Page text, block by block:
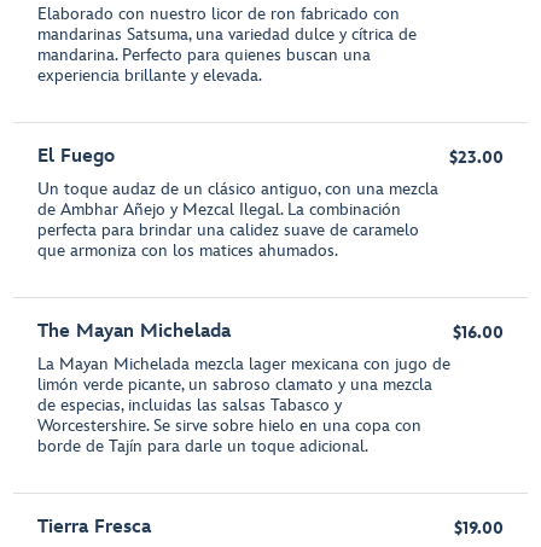
Elaborado con nuestro licor de ron fabricado con
mandarinas Satsuma, una variedad dulce y cítrica de
mandarina. Perfecto para quienes buscan una
experiencia brillante y elevada.
El Fuego
Un toque audaz de un clásico antiguo, con una mezcla
de Ambhar Añejo y Mezcal Ilegal. La combinación
perfecta para brindar una calidez suave de caramelo
que armoniza con los matices ahumados.
$23.00
The Mayan Michelada
La Mayan Michelada mezcla lager mexicana con jugo de
limón verde picante, un sabroso clamato y una mezcla
de especias, incluidas las salsas Tabasco y
Worcestershire. Se sirve sobre hielo en una copa con
borde de Tajín para darle un toque adicional.
$16.00
Tierra Fresca $19.00